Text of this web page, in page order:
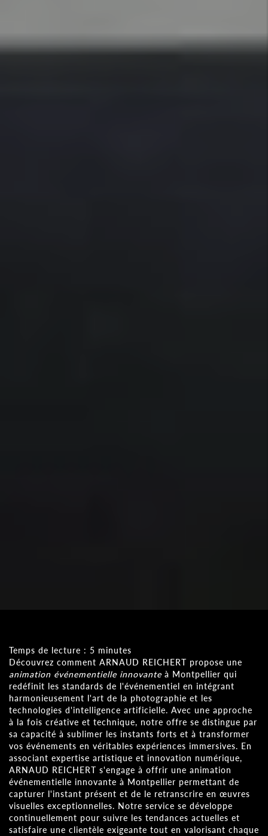
Temps de lecture : 5 minutes
Découvrez comment ARNAUD REICHERT propose une
animation événementielle innovante à Montpellier qui
redéfinit les standards de l'événementiel en intégrant
harmonieusement l'art de la photographie et les
technologies d'intelligence artificielle. Avec une approche
à la fois créative et technique, notre offre se distingue par
sa capacité à sublimer les instants forts et à transformer
vos événements en véritables expériences immersives. En
associant expertise artistique et innovation numérique,
ARNAUD REICHERT s'engage à offrir une animation
événementielle innovante à Montpellier permettant de
capturer l'instant présent et de le retranscrire en œuvres
visuelles exceptionnelles. Notre service se développe
continuellement pour suivre les tendances actuelles et
satisfaire une clientèle exigeante tout en valorisant chaque